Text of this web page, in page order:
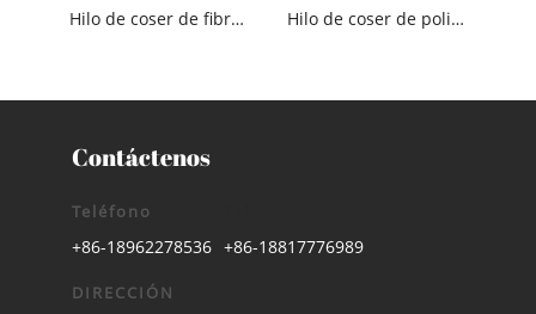
Hilo de coser de fibra de vidrio recubierto de PTFE Hilo de coser de poliéster
Contáctenos
Teléfono
+86-18962278536 +86-18817776989
DIRECCIÓN